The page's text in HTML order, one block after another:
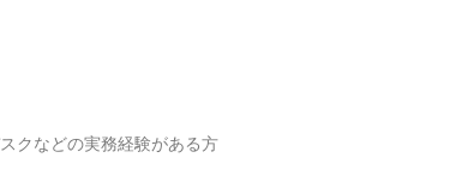
クなどの実務経験がある方